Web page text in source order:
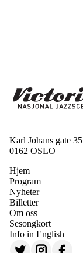
Karl Johans gate 35
0162 OSLO
Hjem
Program
Nyheter
Billetter
Om oss
Sesongkort
Info in English